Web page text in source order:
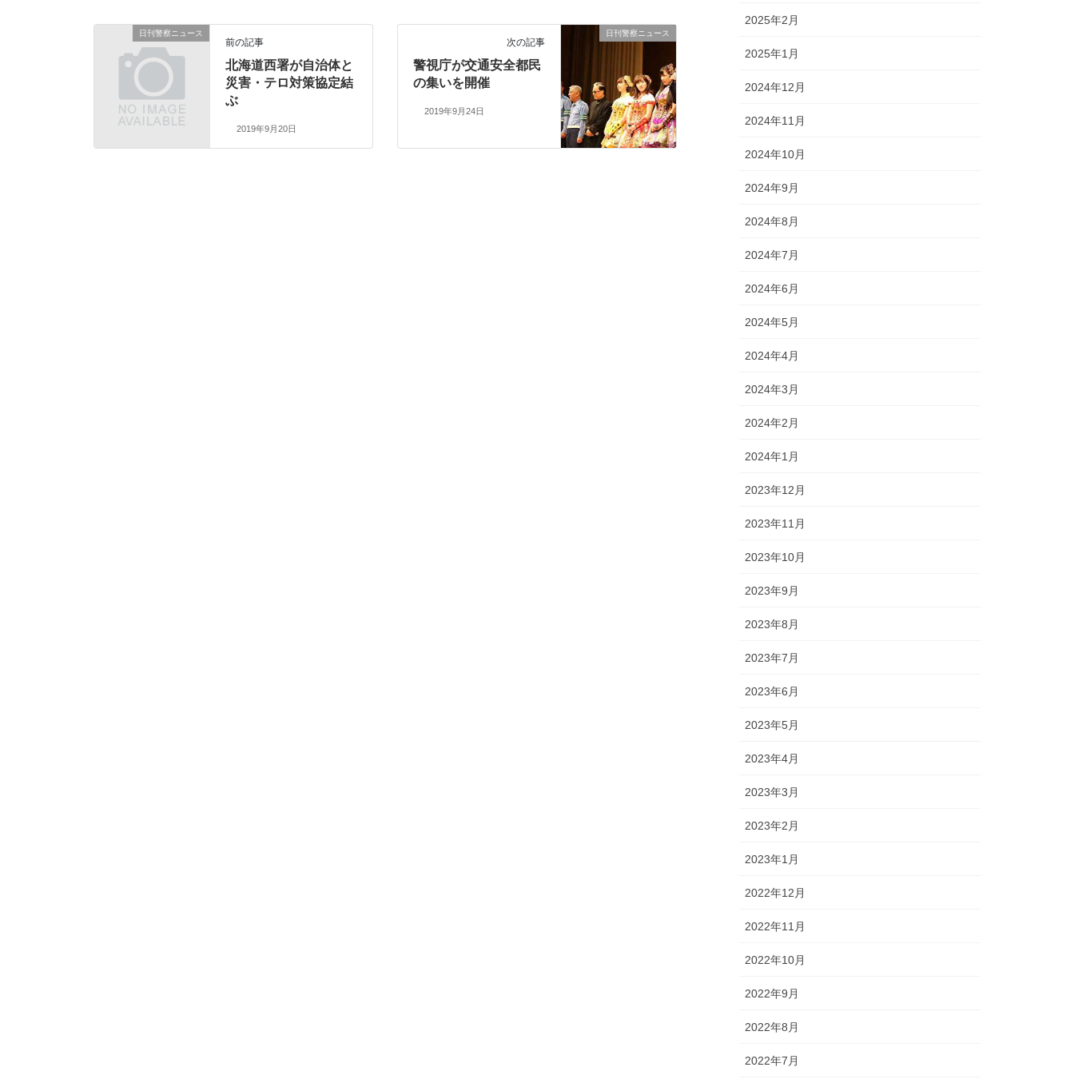
日刊警察ニュース
前の記事
北海道西署が自治体と
災害・テロ対策協定結
ぶ
2019年9月20日
日刊警察ニュース
次の記事
警視庁が交通安全都民
の集いを開催
2019年9月24日
2025年2月
2025年1月
2024年12月
2024年11月
2024年10月
2024年9月
2024年8月
2024年7月
2024年6月
2024年5月
2024年4月
2024年3月
2024年2月
2024年1月
2023年12月
2023年11月
2023年10月
2023年9月
2023年8月
2023年7月
2023年6月
2023年5月
2023年4月
2023年3月
2023年2月
2023年1月
2022年12月
2022年11月
2022年10月
2022年9月
2022年8月
2022年7月